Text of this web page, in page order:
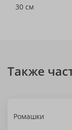
30 см
Также
Ромашки